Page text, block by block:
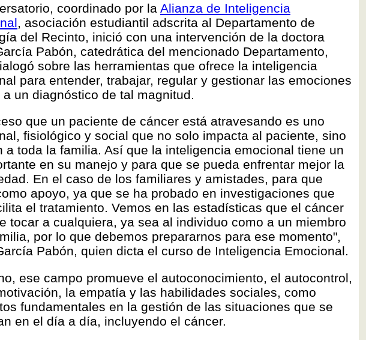
coordinado por la Alianza de Inteligencia
, asociación estudiantil adscrita al Departamento de
del Recinto, inició con una intervención de la doctora
Pabón, catedrática del mencionado Departamento,
sobre las herramientas que ofrece la inteligencia
para entender, trabajar, regular y gestionar las emociones
un diagnóstico de tal magnitud.
que un paciente de cáncer está atravesando es uno
fisiológico y social que no solo impacta al paciente, sino
a toda la familia. Así que la inteligencia emocional tiene un
en su manejo y para que se pueda enfrentar mejor la
En el caso de los familiares y amistades, para que
apoyo, ya que se ha probado en investigaciones que
el tratamiento. Vemos en las estadísticas que el cáncer
tocar a cualquiera, ya sea al individuo como a un miembro
por lo que debemos prepararnos para ese momento",
Pabón, quien dicta el curso de Inteligencia Emocional.
ese campo promueve el autoconocimiento, el autocontrol,
la empatía y las habilidades sociales, como
fundamentales en la gestión de las situaciones que se
en el día a día, incluyendo el cáncer.